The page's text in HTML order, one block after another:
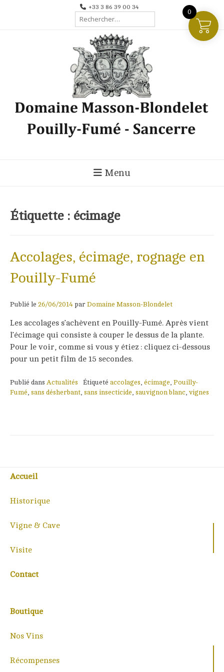
+33 3 86 39 00 34
Rechercher :
Menu
Étiquette : écimage
Accolages, écimage, rognage en
Pouilly-Fumé
Publié le 26/06/2014 par Domaine Masson-Blondelet
Les accolages s’achèvent en Pouilly-Fumé. Après vient
l’écimage qui consiste à couper le dessus de la plante.
Pour le voir, comme si vous y étiez : cliquez ci-dessous
pour un petit film de 15 secondes.
Publié dans Actualités Étiqueté accolages écimage Pouilly-
Fumé sans désherbant sans insecticide sauvignon blanc vignes
Accueil
Historique
Vigne & Cave
Visite
Contact
Boutique
Nos Vins
Récompenses
0